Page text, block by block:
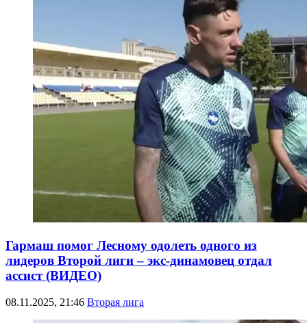
Гармаш помог Лесному одолеть одного из
лидеров Второй лиги – экс-динамовец отдал
ассист (ВИДЕО)
08.11.2025, 21:46 Вторая лига